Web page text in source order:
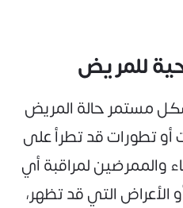
مستمر حالة المريض
أو تطورات قد تطرأ على
والممرضين لمراقبة أي
الأعراض التي قد تظهر،